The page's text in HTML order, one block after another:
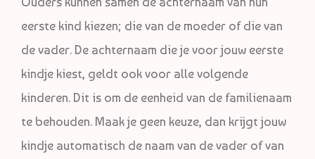
eerste kind kiezen; die van de moeder of die van
de vader. De achternaam die je voor jouw eerste
kindje kiest, geldt ook voor alle volgende
kinderen. Dit is om de eenheid van de familienaam
te behouden. Maak je geen keuze, dan krijgt jouw
kindje automatisch de naam van de vader of van